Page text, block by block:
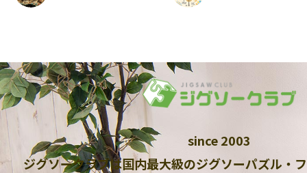
since 2003
ジグソークラブは国内最大級のジグソーパズル・